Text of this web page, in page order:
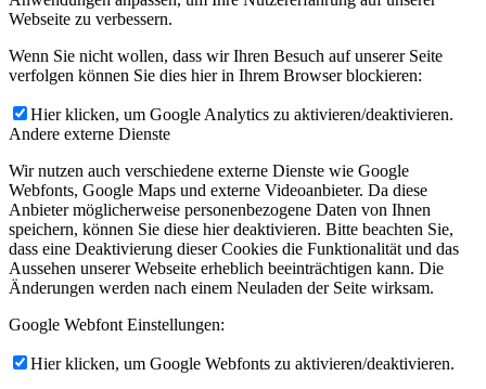
Webseite zu verbessern.
Wenn Sie nicht wollen, dass wir Ihren Besuch auf unserer Seite
verfolgen können Sie dies hier in Ihrem Browser blockieren:
Hier klicken, um Google Analytics zu aktivieren/deaktivieren.
Andere externe Dienste
Wir nutzen auch verschiedene externe Dienste wie Google
Webfonts, Google Maps und externe Videoanbieter. Da diese
Anbieter möglicherweise personenbezogene Daten von Ihnen
speichern, können Sie diese hier deaktivieren. Bitte beachten Sie,
dass eine Deaktivierung dieser Cookies die Funktionalität und das
Aussehen unserer Webseite erheblich beeinträchtigen kann. Die
Änderungen werden nach einem Neuladen der Seite wirksam.
Google Webfont Einstellungen:
Hier klicken, um Google Webfonts zu aktivieren/deaktivieren.